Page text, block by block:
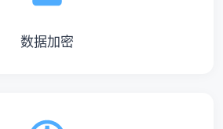
数据加密